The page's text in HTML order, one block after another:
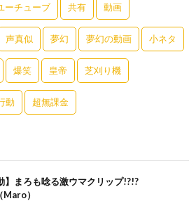
ーチューブ 共有 動画
声真似 夢幻 夢幻の動画 小ネタ
爆笑 皇帝 芝刈り機
動 超無課金
】まろも唸る激ウマクリップ!?!?
）